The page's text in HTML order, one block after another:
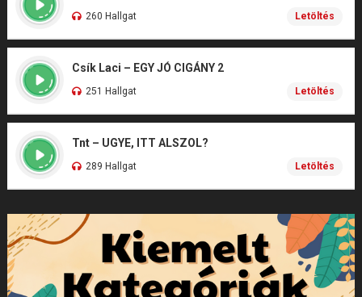
260 Hallgat Letöltés
Csík Laci – EGY JÓ CIGÁNY 2
251 Hallgat Letöltés
Tnt – UGYE, ITT ALSZOL?
289 Hallgat Letöltés